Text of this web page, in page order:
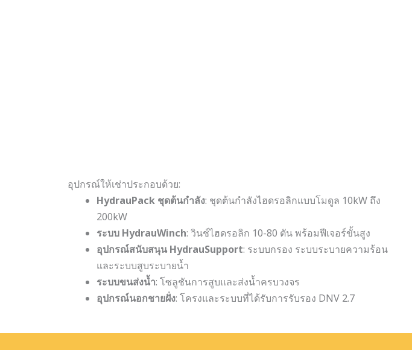
อุปกรณ์ให้เช่าประกอบด้วย:
HydrauPack ชุดต้นกำลัง: ชุดต้นกำลังไฮดรอลิกแบบโมดูล 10kW ถึง
200kW
ระบบ HydrauWinch: วินช์ไฮดรอลิก 10-80 ตัน พร้อมฟีเจอร์ขั้นสูง
อุปกรณ์สนับสนุน HydrauSupport: ระบบกรอง ระบบระบายความร้อน
และระบบสูบระบายน้ำ
ระบบขนส่งน้ำ: โซลูชันการสูบและส่งน้ำครบวงจร
อุปกรณ์นอกชายฝั่ง: โครงและระบบที่ได้รับการรับรอง DNV 2.7